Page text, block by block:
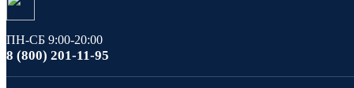
ПН-СБ 9:00-20:00
8 (800) 201-11-95